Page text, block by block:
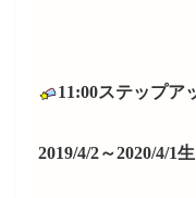
11:00ステップア
2019/4/2～2020/4/1